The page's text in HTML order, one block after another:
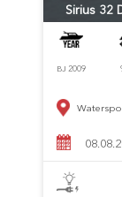
Sirius 32
BJ 2009